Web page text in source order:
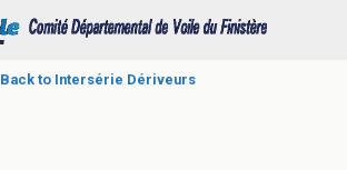
Back to Intersérie Dériveurs